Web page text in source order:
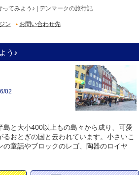
ってみよう♪ | デンマークの旅行記
ン お問い合わせ先
う♪
02
島と大小400以上もの島々から成り、可愛
るおとぎの国と云われています。小さいこ
の童話やブロックのレゴ、陶器のロイヤ